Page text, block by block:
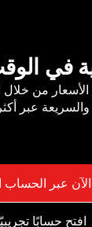
في
من خلال